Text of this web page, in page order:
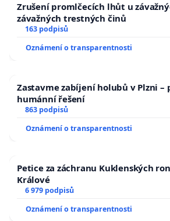
Zrušení promlčecích lhůt u
závažných trestných činů
163 podpisů
Oznámení o transparentnosti
Zastavme zabíjení holubů v Plzni –
humánní řešení
863 podpisů
Oznámení o transparentnosti
Petice za záchranu Kuklenských
Králové
6 979 podpisů
Oznámení o transparentnosti